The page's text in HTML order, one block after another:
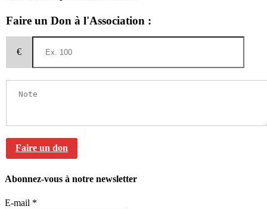
Faire un Don à l'Association :
€
Faire un don
Abonnez-vous à notre newsletter
E-mail *